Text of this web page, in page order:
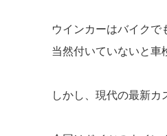
ウインカーはバイクで
当然付いていないと車
しかし、現代の最新カ